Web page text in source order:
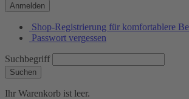
Anmelden
Shop-Registrierung für komfortablere
Passwort vergessen
Suchbegriff
Suchen
Ihr Warenkorb ist leer.